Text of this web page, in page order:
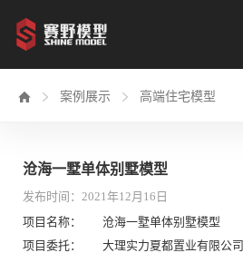
  案例展示  高端住宅模型
沧海一墅单体别墅模型
发布时间：2021年12月16日
项目名称：
沧海一墅单体别墅模型
项目委托：
大理实力夏都置业有限公司